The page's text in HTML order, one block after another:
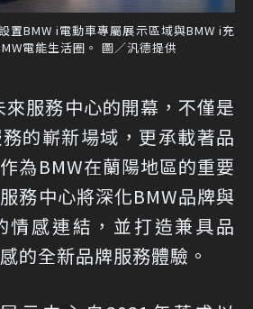
置BMW i電動車專屬展示區域與BMW i充
電能生活圈。 圖／汎德提供
來服務中心的開幕，不僅是
的嶄新場域，更承載著品
為BMW在蘭陽地區的重要
務中心將深化BMW品牌與
情感連結，並打造兼具品
的全新品牌服務體驗。